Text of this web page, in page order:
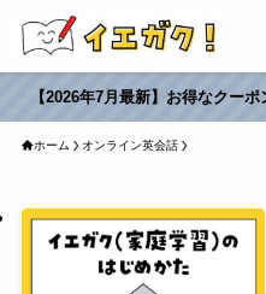
【2026年7月最新】お得なクー
ホーム オンライン英会話